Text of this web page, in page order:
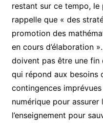
restant sur ce tempo, le
rappelle que « des
promotion des
en cours d’élaboration
doivent pas être une fin
qui répond aux besoins
contingences
numérique pour
l’enseignement pour